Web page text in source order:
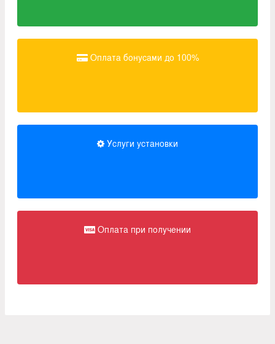
Оплата бонусами до 100%
Услуги установки
Оплата при получении